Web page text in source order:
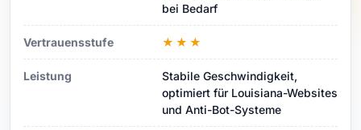
bei Bedarf
Vertrauensstufe ★★★
Leistung
Stabile Geschwindigkeit,
optimiert für Louisiana-Websites
und Anti-Bot-Systeme